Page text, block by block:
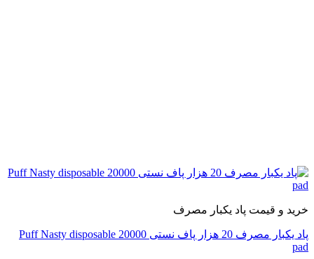
و قیمت پاد یکبار مصرف
پاد یکبار مصرف 20 هزار پاف نستی 20000 Puff Nasty disposable